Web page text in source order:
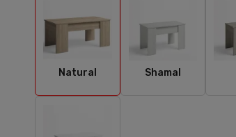
Natural Shamal